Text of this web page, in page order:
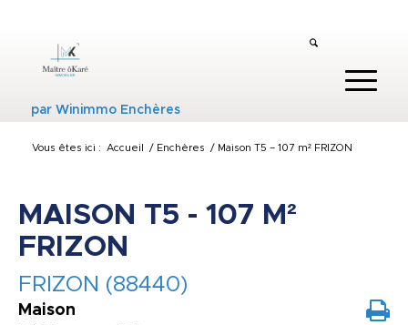
parWinimmo Enchères
Vous êtes ici : Accueil / Enchères / Maison T5 – 107 m² FRIZON
MAISON T5 - 107 M²
FRIZON
FRIZON (88440)
Maison